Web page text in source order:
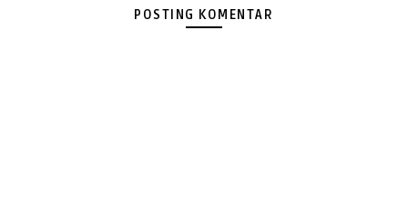
POSTING KOMENTAR